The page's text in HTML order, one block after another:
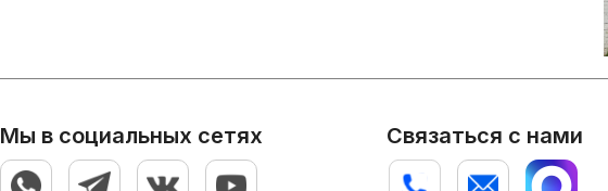
Мы в социальных сетях Связаться с нами